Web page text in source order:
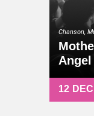
Chanson,
12